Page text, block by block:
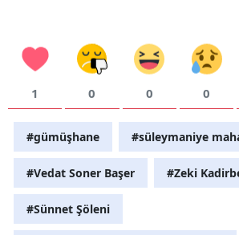
1 0 0 0
#gümüşhane #süleymaniye
#Vedat Soner Başer #Zeki
#Sünnet Şöleni